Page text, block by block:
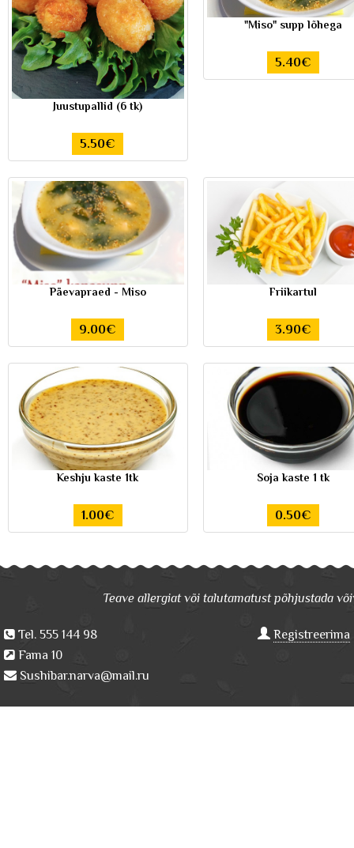
Juustupallid (6 tk)
5.50€
"Miso" supp lõhega
5.40€
Päevapraed - Miso
9.00€
Friikartul
3.90€
Keshju kaste 1tk
1.00€
Soja kaste 1 tk
0.50€
Teave allergiat või talutamatust põhjustada
Tel. 555 144 98
Fama 10
Sushibar.narva@mail.ru
Registreerima